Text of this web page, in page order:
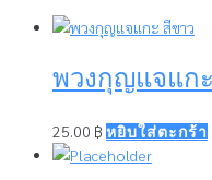
พวงกุญแจแก
25.00 ฿ หยิบใส่ตะกร้า